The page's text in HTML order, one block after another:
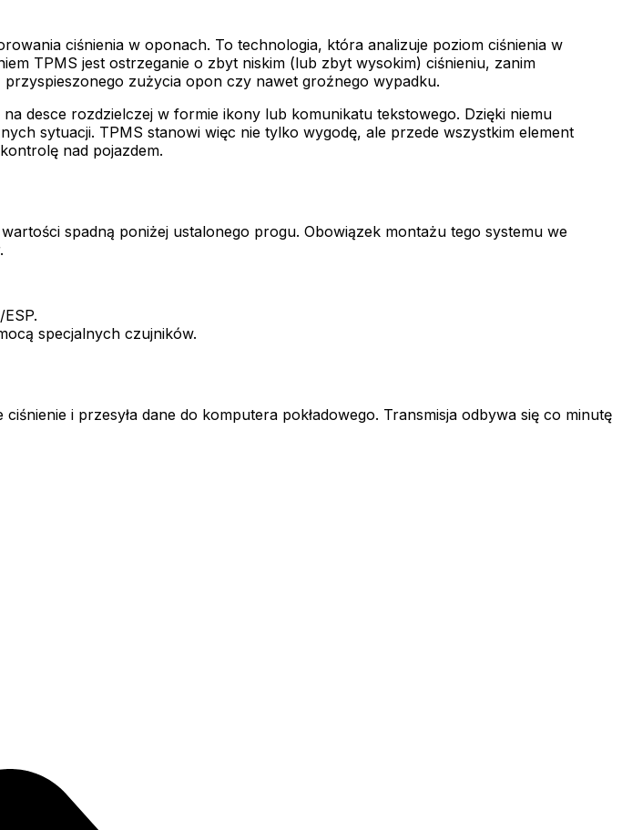
ciśnienia w oponach. To technologia, która analizuje poziom ciśnienia w
TPMS jest ostrzeganie o zbyt niskim (lub zbyt wysokim) ciśnieniu, zanim
zużycia opon czy nawet groźnego wypadku.
desce rozdzielczej w formie ikony lub komunikatu tekstowego. Dzięki niemu
sytuacji. TPMS stanowi więc nie tylko wygodę, ale przede wszystkim element
nad pojazdem.
spadną poniżej ustalonego progu. Obowiązek montażu tego systemu we
specjalnych czujników.
i przesyła dane do komputera pokładowego. Transmisja odbywa się co minutę